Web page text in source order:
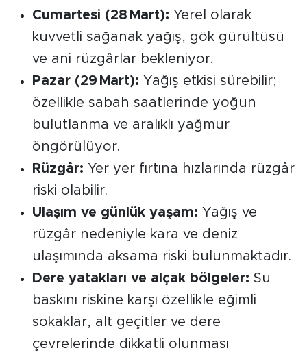
Cumartesi (28 Mart): Yerel olarak
kuvvetli sağanak yağış, gök gürültüsü
ve ani rüzgârlar bekleniyor.
Pazar (29 Mart): Yağış etkisi sürebilir;
özellikle sabah saatlerinde yoğun
bulutlanma ve aralıklı yağmur
öngörülüyor.
Rüzgâr: Yer yer fırtına hızlarında rüzgâr
riski olabilir.
Ulaşım ve günlük yaşam: Yağış ve
rüzgâr nedeniyle kara ve deniz
ulaşımında aksama riski bulunmaktadır.
Dere yatakları ve alçak bölgeler: Su
baskını riskine karşı özellikle eğimli
sokaklar, alt geçitler ve dere
çevrelerinde dikkatli olunması